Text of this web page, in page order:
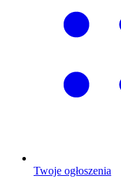
Twoje ogłoszenia